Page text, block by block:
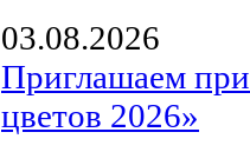
03.08.2026
Приглашаем
цветов 2026»